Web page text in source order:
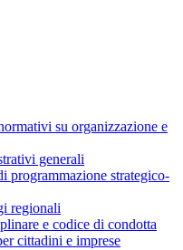
su organizzazione e
generali
programmazione strategico-
regionali
e codice di condotta
cittadini e imprese